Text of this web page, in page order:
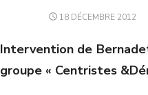
18 DÉCEMBRE 2012
Intervention de
groupe « Centristes